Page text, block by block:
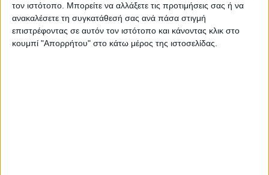
τον ιστότοπο. Μπορείτε να αλλάξετε τις προτιμήσεις σας ή να
ανακαλέσετε τη συγκατάθεσή σας ανά πάσα στιγμή
επιστρέφοντας σε αυτόν τον ιστότοπο και κάνοντας κλικ στο
κουμπί "Απορρήτου" στο κάτω μέρος της ιστοσελίδας.
Στην Αναγέννηση, τα παιδιά μας έχουν δίπλα
τους τα σωστά πρότυπα»!